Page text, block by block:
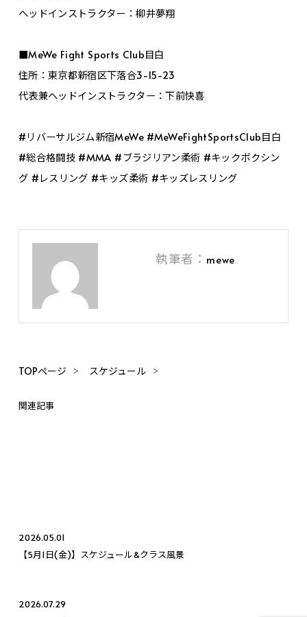
ヘッドインストラクター：柳井夢翔
■MeWe Fight Sports Club目白
住所：東京都新宿区下落合3-15-23
代表兼ヘッドインストラクター：下前快喜
#リバーサルジム新宿MeWe #MeWeFightSportsClub目白
#総合格闘技 #MMA #ブラジリアン柔術 #キックボクシン
グ #レスリング #キッズ柔術 #キッズレスリング
執筆者： mewe
TOPページ スケジュール
関連記事
2026.05.01
【5月1日(金)】スケジュール&クラス風景
2026.07.29